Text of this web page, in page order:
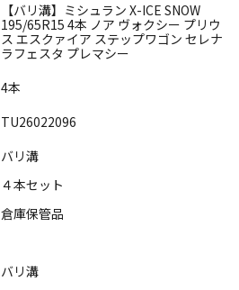
【バリ溝】ミシュラン X-ICE SNOW
195/65R15 4本 ノア ヴォクシー プリウ
ス エスクァイア ステップワゴン セレナ
ラフェスタ プレマシー
4本
TU26022096
バリ溝
４本セット
倉庫保管品
バリ溝